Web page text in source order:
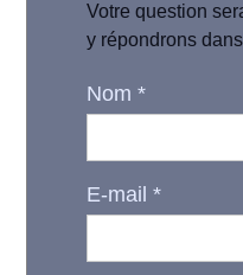
Votre question
y répondrons
Nom*
E-mail*